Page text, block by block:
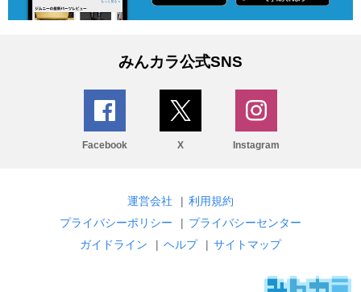
みんカラ公式SNS
Facebook X Instagram
運営会社 | 利用規約
プライバシーポリシー
| プライバシーセンター
ガイドライン
| ヘルプ | サイトマップ